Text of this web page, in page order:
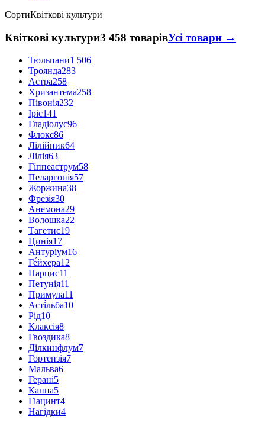
СортиКвіткові культури
Квіткові культури3 458 товарівУсі товари →
Тюльпани1 506
Троянда283
Астра258
Хризантема258
Півонія232
Іріс141
Гладіолус96
Флокс86
Лілійник64
Лілія63
Гіппеаструм58
Пеларгонія57
Жоржина38
Фрезія30
Анемона29
Волошка22
Тагетис19
Цинія17
Антуріум16
Ге́йхера12
Нарцис11
Петунія11
Примула11
Асті́льба10
Рід10
Клаксія8
Гвоздика8
Ділкинфлум7
Гортензія7
Мальва6
Герані5
Канна5
Гіацинт4
Нагідки4